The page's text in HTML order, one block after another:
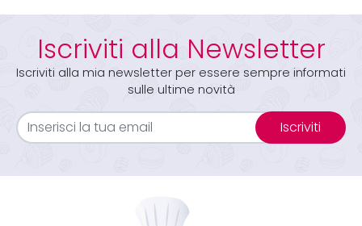
Iscriviti alla Newsletter
Iscriviti alla mia newsletter per essere sempre informati
sulle ultime novità
Iscriviti